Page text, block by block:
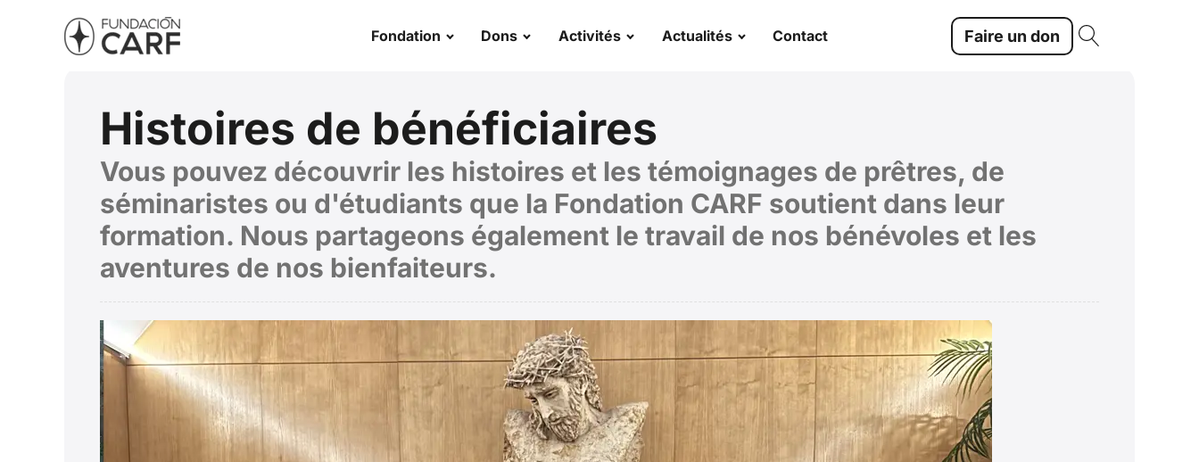
Fondation Dons Activités Actualités Contact Faire un don
Histoires de bénéficiaires
Vous pouvez découvrir les histoires et les témoignages de prêtres, de
séminaristes ou d'étudiants que la Fondation CARF soutient dans leur
formation. Nous partageons également le travail de nos bénévoles et les
aventures de nos bienfaiteurs.